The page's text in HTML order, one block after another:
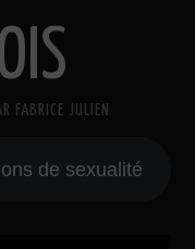
FABRICE JULIEN
de sexualité